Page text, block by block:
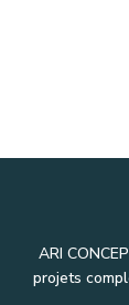
ARI
projets